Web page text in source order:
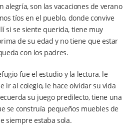
alegría, son las vacaciones de verano
tíos en el pueblo, donde convive
si se siente querida, tiene muy
de su edad y no tiene que estar
con los padres.
fue el estudio y la lectura, le
ir al colegio, le hace olvidar su vida
su juego predilecto, tiene una
se construía pequeños muebles de
siempre estaba sola.